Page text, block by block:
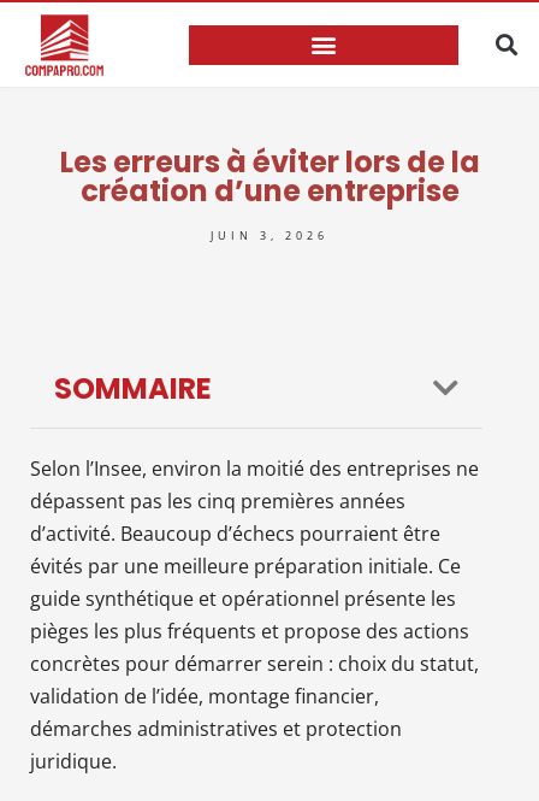
Les erreurs à éviter lors de la
création d’une entreprise
JUIN 3, 2026
SOMMAIRE
Selon l’Insee, environ la moitié des entreprises ne
dépassent pas les cinq premières années
d’activité. Beaucoup d’échecs pourraient être
évités par une meilleure préparation initiale. Ce
guide synthétique et opérationnel présente les
pièges les plus fréquents et propose des actions
concrètes pour démarrer serein : choix du statut,
validation de l’idée, montage financier,
démarches administratives et protection
juridique.